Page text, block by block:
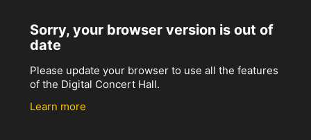
Sorry, your browser version is out of
date
Please update your browser to use all the features
of the Digital Concert Hall.
Learn more